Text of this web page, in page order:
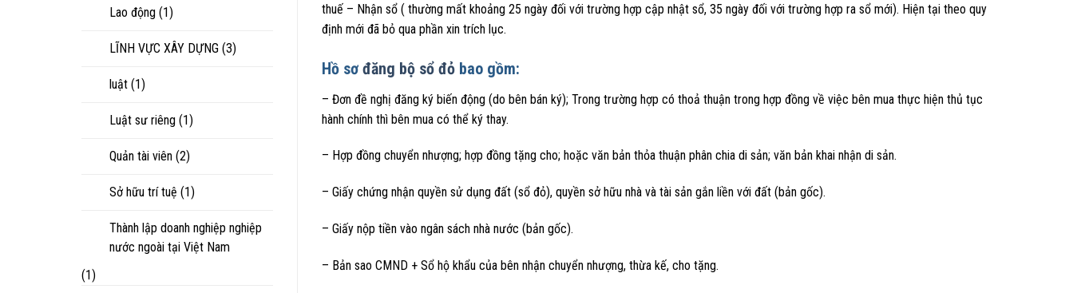
Lao động (1)
LĨNH VỰC XÂY DỰNG (3)
luật (1)
Luật sư riêng (1)
Quản tài viên (2)
Sở hữu trí tuệ (1)
Thành lập doanh nghiệp nghiệp
nước ngoài tại Việt Nam
(1)
thuế – Nhận sổ ( thường mất khoảng 25 ngày đối với trường hợp cập nhật sổ, 35 ngày đối với trường hợp ra sổ mới). Hiện tại theo quy
định mới đã bỏ qua phần xin trích lục.
Hồ sơ đăng bộ sổ đỏ bao gồm:
– Đơn đề nghị đăng ký biến động (do bên bán ký); Trong trường hợp có thoả thuận trong hợp đồng về việc bên mua thực hiện thủ tục
hành chính thì bên mua có thể ký thay.
– Hợp đồng chuyển nhượng; hợp đồng tặng cho; hoặc văn bản thỏa thuận phân chia di sản; văn bản khai nhận di sản.
– Giấy chứng nhận quyền sử dụng đất (sổ đỏ), quyền sở hữu nhà và tài sản gắn liền với đất (bản gốc).
– Giấy nộp tiền vào ngân sách nhà nước (bản gốc).
– Bản sao CMND + Sổ hộ khẩu của bên nhận chuyển nhượng, thừa kế, cho tặng.